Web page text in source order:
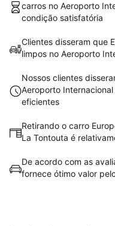
carros no Aeroporto
condição satisfatória
Clientes disseram que
limpos no Aeroporto
Nossos clientes
Aeroporto
eficientes
Retirando o carro
La Tontouta é
De acordo com as
fornece ótimo valor